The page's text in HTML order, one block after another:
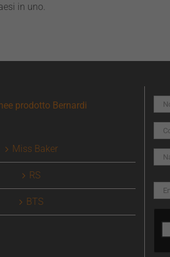
in uno.
prodotto Bernardi
Miss Baker
RS
BTS